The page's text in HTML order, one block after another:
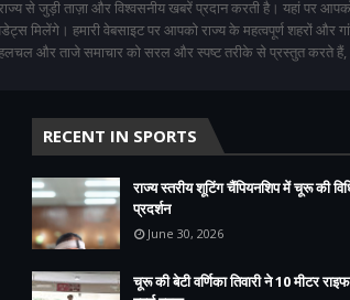
से जुड़ी ताज़ा और विश्वसनीय खबरें प्रदान करती है। यहां पर
मिलेंगे। हमारी वेबसाइट पर आपको राज्य के महत्वपूर्ण शहरों और
हलचल और ताजे समाचार को सरल और स्पष्ट तरीके से प्रस्तुत करते हैं,
RECENT IN SPORTS
राज्य स्तरीय शूटिंग चैंपियनशिप में चूरू की
प्रदर्शन
June 30, 2026
चूरू की बेटी वर्णिका तिवारी ने 10 मीटर